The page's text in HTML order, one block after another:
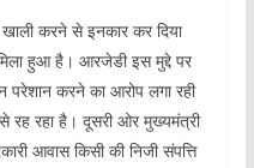
खाली करने से इनकार कर दिया
हुआ है। आरजेडी इस मुद्दे पर
करने का आरोप लगा रही
रह रहा है। दूसरी ओर मुख्यमंत्री
आवास किसी की निजी संपत्ति